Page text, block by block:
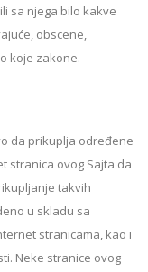
sa njega bilo kakve
obscene,
koje zakone.
da prikuplja određene
stranica ovog Sajta da
takvih
u skladu sa
stranicama, kao i
Neke stranice ovog